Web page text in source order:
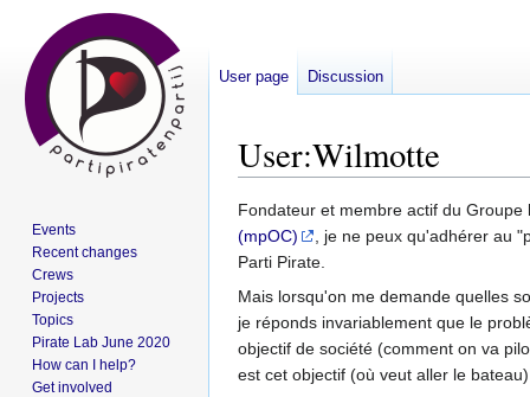
User:Wilmotte
Jump
to
navigation
Jump
to
search
Fondateur et membre actif du
(mpOC)
, je ne peux qu'adhérer au
Parti Pirate.
Mais lorsqu'on me demande quelles
je réponds invariablement que le
objectif de société (comment on va
est cet objectif (où veut aller le
User page Discussion
Events
Recent changes
Crews
Projects
Topics
Pirate Lab June 2020
How can I help?
Get involved